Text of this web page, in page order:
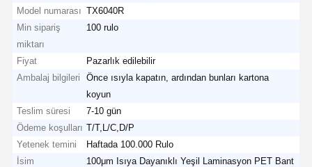
Model numarası TX6040R
Min sipariş
miktarı
100 rulo
Fiyat
Pazarlık edilebilir
Ambalaj bilgileri
Önce ısıyla kapatın, ardından bunları kartona
koyun
Teslim süresi
7-10 gün
Ödeme koşulları T/T,L/C,D/P
Yetenek temini
Haftada 100.000 Rulo
İsim
100μm Isıya Dayanıklı Yeşil Laminasyon PET Bant